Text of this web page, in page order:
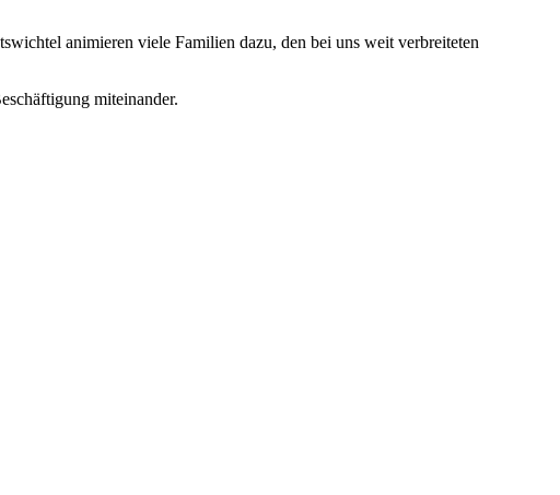
animieren viele Familien dazu, den bei uns weit verbreiteten
miteinander.